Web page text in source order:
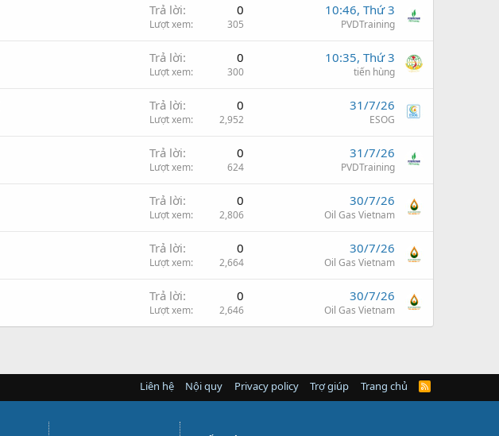
Trả lời 0
Lượt xem 305
10:46, Thứ 3
PVDTraining
Trả lời 0
Lượt xem 300
10:35, Thứ 3
tiến hùng
Trả lời 0
Lượt xem 2,952
31/7/26
ESOG
Trả lời 0
Lượt xem 624
31/7/26
PVDTraining
Trả lời 0
Lượt xem 2,806
30/7/26
Oil Gas Vietnam
Trả lời 0
Lượt xem 2,664
30/7/26
Oil Gas Vietnam
Trả lời 0
Lượt xem 2,646
30/7/26
Oil Gas Vietnam
Liên hệ Nội quy Privacy policy Trợ giúp Trang chủ
R